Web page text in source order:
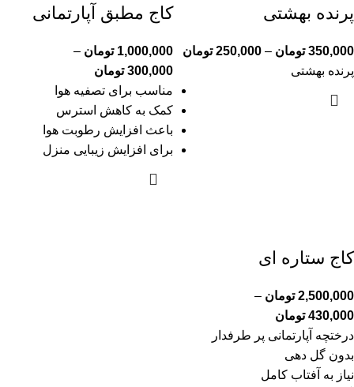
پرنده بهشتی
350,000 تومان –
250,000 تومان
پرنده بهشتی
کاج مطبق آپارتمانی
1,000,000 تومان –
300,000 تومان
مناسب برای تصفیه هوا
کمک به کاهش استرس
باعث افزایش رطوبت هوا
برای افزایش زیبایی منزل
کاج ستاره ای
2,500,000 تومان –
430,000 تومان
درختچه آپارتمانی پر طرفدار
بدون گل دهی
نیاز به آفتاب کامل